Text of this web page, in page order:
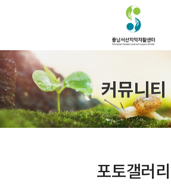
커뮤니티
포토갤러리